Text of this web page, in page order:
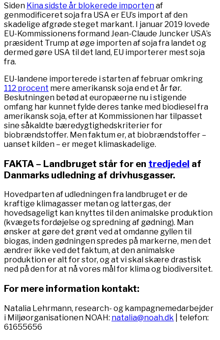
Siden Kina sidste år blokerede importenaf
genmodificeret soja fra USA er EU’s import af den
skadelige afgrøde steget markant. I januar 2019 lovede
EU-Kommissionens formand Jean-Claude Juncker USA’s
præsident Trump at øge importen af soja fra landet og
dermed gøre USA til det land, EU importerer mest soja
fra.
EU-landene importerede i starten af februar omkring
112 procent mere amerikansk soja end et år før.
Beslutningen betød at europæerne nu i stigende
omfang har kunnet fylde deres tanke med biodiesel fra
amerikansk soja, efter at Kommissionen har tilpasset
sine såkaldte bæredygtighedskriterier for
biobrændstoffer. Men faktum er, at biobrændstoffer –
uanset kilden – er meget klimaskadelige.
FAKTA – Landbruget står for en tredjedel af
Danmarks udledning af drivhusgasser.
Hovedparten af udledningen fra landbruget er de
kraftige klimagasser metan og lattergas, der
hovedsageligt kan knyttes til den animalske produktion
(kvægets fordøjelse og spredning af gødning). Man
ønsker at gøre det grønt ved at omdanne gyllen til
biogas, inden gødningen spredes på markerne, men det
ændrer ikke ved det faktum, at den animalske
produktion er alt for stor, og at vi skal skære drastisk
ned på den for at nå vores mål for klima og biodiversitet.
For mere information kontakt:
Natalia Lehrmann, research- og kampagnemedarbejder
i Miljøorganisationen NOAH: natalia@noah.dk | telefon:
61655656